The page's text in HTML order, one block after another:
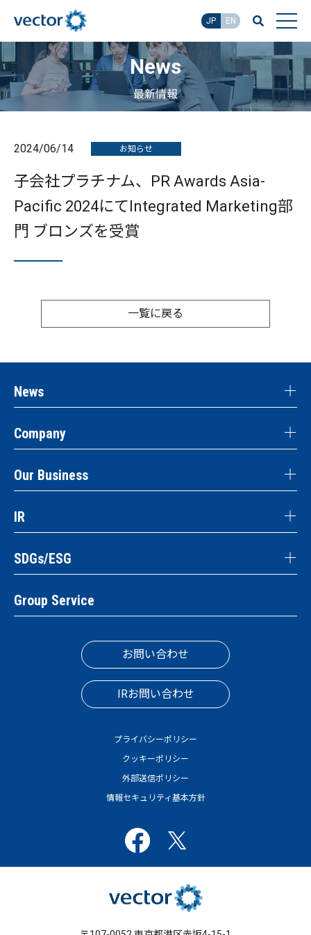
JP EN
News
最新情報
2024/06/14 お知らせ
子会社プラチナム、PR Awards Asia-
Pacific 2024にてIntegrated Marketing部
門 ブロンズを受賞
一覧に戻る
News
Company
Our Business
IR
SDGs/ESG
Group Service
お問い合わせ
IRお問い合わせ
プライバシーポリシー
クッキーポリシー
外部送信ポリシー
情報セキュリティ基本方針